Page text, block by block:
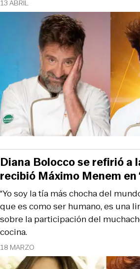
13 ABRIL
18 MARZO
“Yo soy la tía más chocha del
que es como ser humano, es una
sobre la participación del
cocina.
Diana Bolocco se refirió a
recibió Máximo Menem en